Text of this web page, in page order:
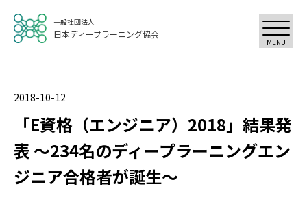
一般社団法人
日本ディープラーニング協会
MENU
2018-10-12
「E資格（エンジニア）2018」結果発
表 ～234名のディープラーニングエン
ジニア合格者が誕生～